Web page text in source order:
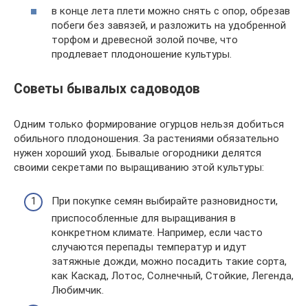
в конце лета плети можно снять с опор, обрезав
побеги без завязей, и разложить на удобренной
торфом и древесной золой почве, что
продлевает плодоношение культуры.
Советы бывалых садоводов
Одним только формирование огурцов нельзя добиться
обильного плодоношения. За растениями обязательно
нужен хороший уход. Бывалые огородники делятся
своими секретами по выращиванию этой культуры:
При покупке семян выбирайте разновидности,
приспособленные для выращивания в
конкретном климате. Например, если часто
случаются перепады температур и идут
затяжные дожди, можно посадить такие сорта,
как Каскад, Лотос, Солнечный, Стойкие, Легенда,
Любимчик.